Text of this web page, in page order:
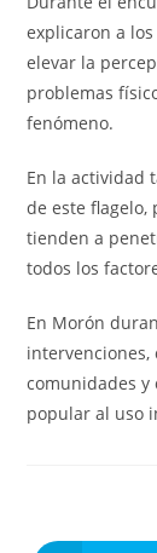
explicaron a
elevar la
problemas
fenómeno.
En la actividad
de este flagelo,
tienden a
todos los
En Morón
intervenciones,
comunidades y
popular al uso